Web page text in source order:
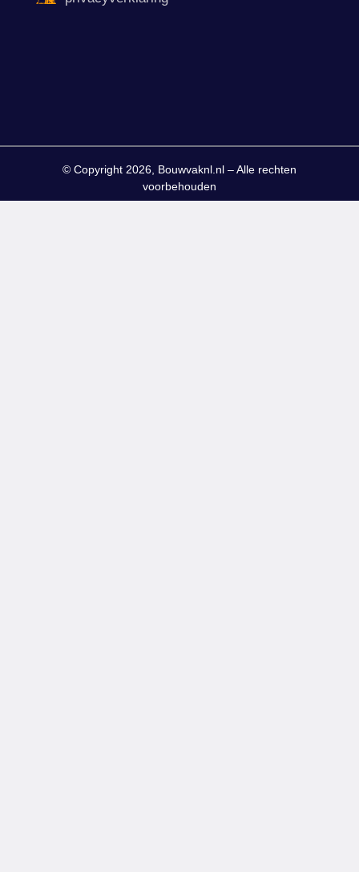
© Copyright 2026, Bouwvaknl.nl – Alle rechten
voorbehouden